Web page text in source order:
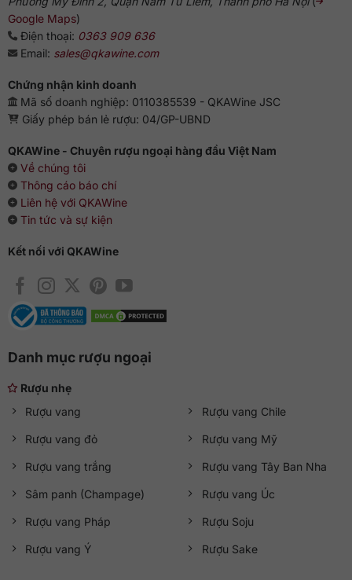
Google Maps)
Điện thoại: 0363 909 636
Email: sales@qkawine.com
Chứng nhận kinh doanh
Mã số doanh nghiệp: 0110385539 - QKAWine JSC
Giấy phép bán lẻ rượu: 04/GP-UBND
QKAWine - Chuyên rượu ngoại hàng đầu Việt Nam
Về chúng tôi
Thông cáo báo chí
Liên hệ với QKAWine
Tin tức và sự kiện
Kết nối với QKAWine
Danh mục rượu ngoại
Rượu nhẹ
Rượu vang
Rượu vang đỏ
Rượu vang trắng
Sâm panh (Champage)
Rượu vang Pháp
Rượu vang Ý
Rượu vang Chile
Rượu vang Mỹ
Rượu vang Tây Ban Nha
Rượu vang Úc
Rượu Soju
Rượu Sake